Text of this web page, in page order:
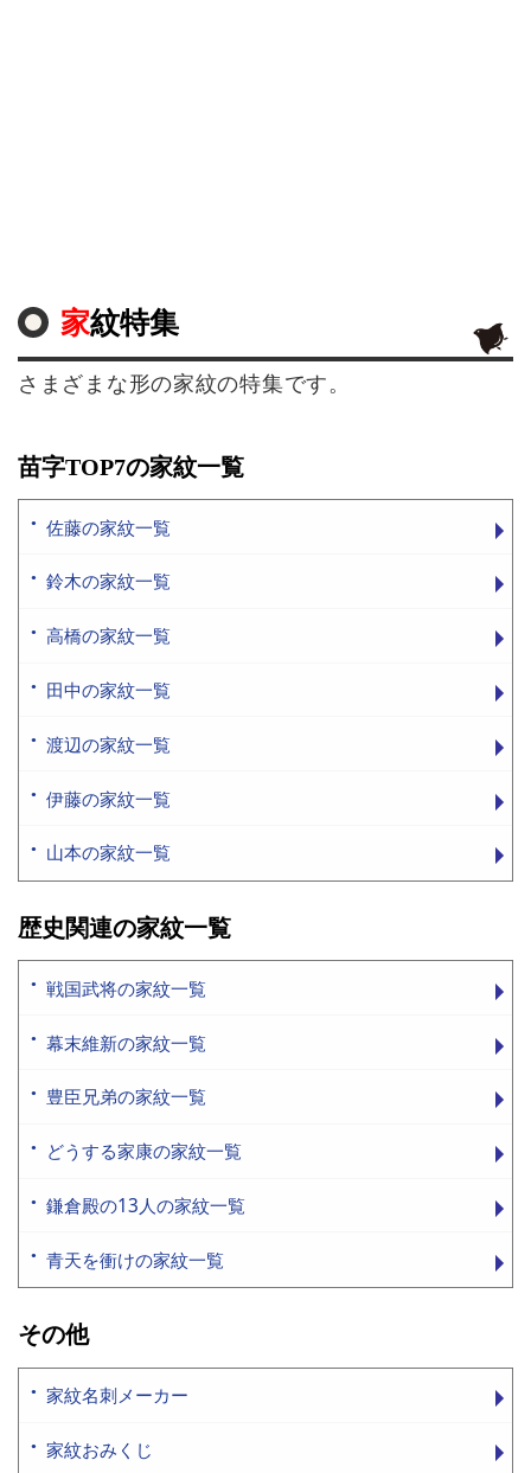
家紋特集
さまざまな形の家紋の特集です。
苗字TOP7の家紋一覧
佐藤の家紋一覧
鈴木の家紋一覧
高橋の家紋一覧
田中の家紋一覧
渡辺の家紋一覧
伊藤の家紋一覧
山本の家紋一覧
歴史関連の家紋一覧
戦国武将の家紋一覧
幕末維新の家紋一覧
豊臣兄弟の家紋一覧
どうする家康の家紋一覧
鎌倉殿の13人の家紋一覧
青天を衝けの家紋一覧
その他
家紋名刺メーカー
家紋おみくじ